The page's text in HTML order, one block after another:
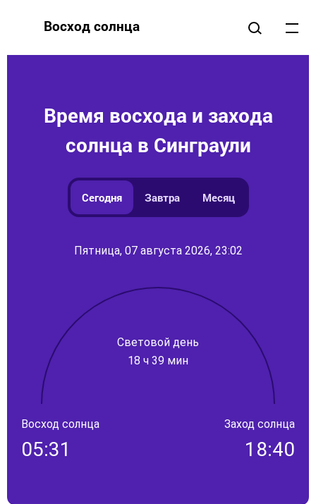
Восход солнца
Время восхода и захода
солнца в Синграули
Сегодня Завтра Месяц
Пятница, 07 августа 2026, 23:02
Световой день
18 ч 39 мин
Восход солнца
05:31
Заход солнца
18:40